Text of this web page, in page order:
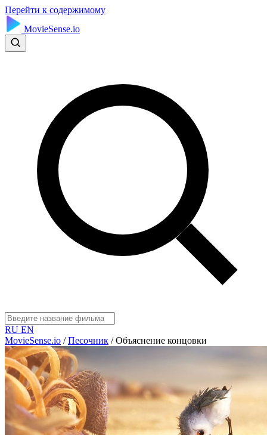
Перейти к содержимому
MovieSense.io
RU EN
MovieSense.io / Песочник / Объяснение концовки